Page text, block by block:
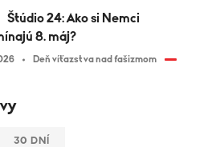
8. máj?
Deň víťazstva nad fašizmom
30 DNÍ